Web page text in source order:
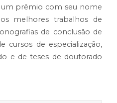
um prêmio com seu nome
melhores trabalhos de
de conclusão de
cursos de especialização,
e de teses de doutorado